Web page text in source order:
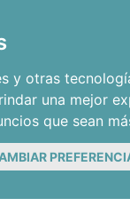
y otras
una mejor
que sean